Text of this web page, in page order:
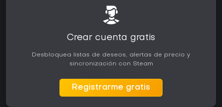
Crear cuenta gratis
Desbloquea listas de deseos, alertas de precio y
sincronización con Steam
Registrarme gratis